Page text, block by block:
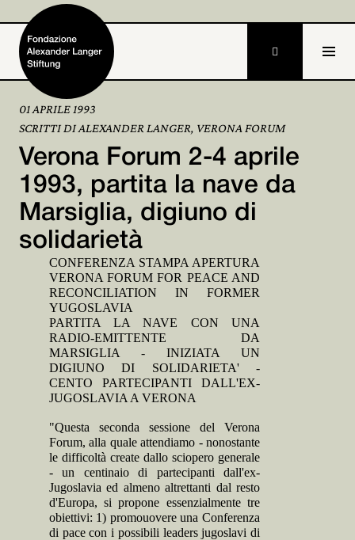
Home
Fondazione
Attività e progetti
Alexander Langer
Archivio
Partecipa

01 APRILE 1993
SCRITTI DI ALEXANDER LANGER, VERONA FORUM
Verona Forum 2-4 aprile
1993, partita la nave da
Marsiglia, digiuno di
solidarietà
CONFERENZA STAMPA APERTURA
VERONA FORUM FOR PEACE AND
RECONCILIATION IN FORMER
YUGOSLAVIA
PARTITA LA NAVE CON UNA
RADIO-EMITTENTE DA
MARSIGLIA - INIZIATA UN
DIGIUNO DI SOLIDARIETA' -
CENTO PARTECIPANTI DALL'EX-
JUGOSLAVIA A VERONA
"Questa seconda sessione del Verona
Forum, alla quale attendiamo - nonostante
le difficoltà create dallo sciopero generale
- un centinaio di partecipanti dall'ex-
Jugoslavia ed almeno altrettanti dal resto
d'Europa, si propone essenzialmente tre
obiettivi: 1) promouovere una Conferenza
di pace con i possibili leaders jugoslavi di